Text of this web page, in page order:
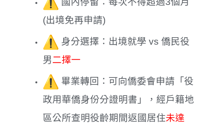
(出境免再申請)
身分選擇：出境就學 vs 僑民役
男二擇一
畢業轉回：可向僑委會申請「 役
政用華僑身份分證明書」，經戶籍地
區公所查明役齡期間返國居住未達